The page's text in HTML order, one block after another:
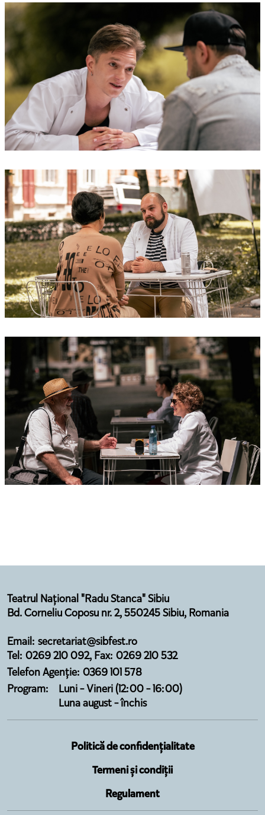
Teatrul Național "Radu Stanca" Sibiu
Bd. Corneliu Coposu nr. 2, 550245 Sibiu, Romania
Email: secretariat@sibfest.ro
Tel: 0269 210 092, Fax: 0269 210 532
Telefon Agenție: 0369 101 578
Program:
Luni - Vineri (12:00 - 16:00)
Luna august - închis
Politică de confidențialitate
Termeni și condiții
Regulament